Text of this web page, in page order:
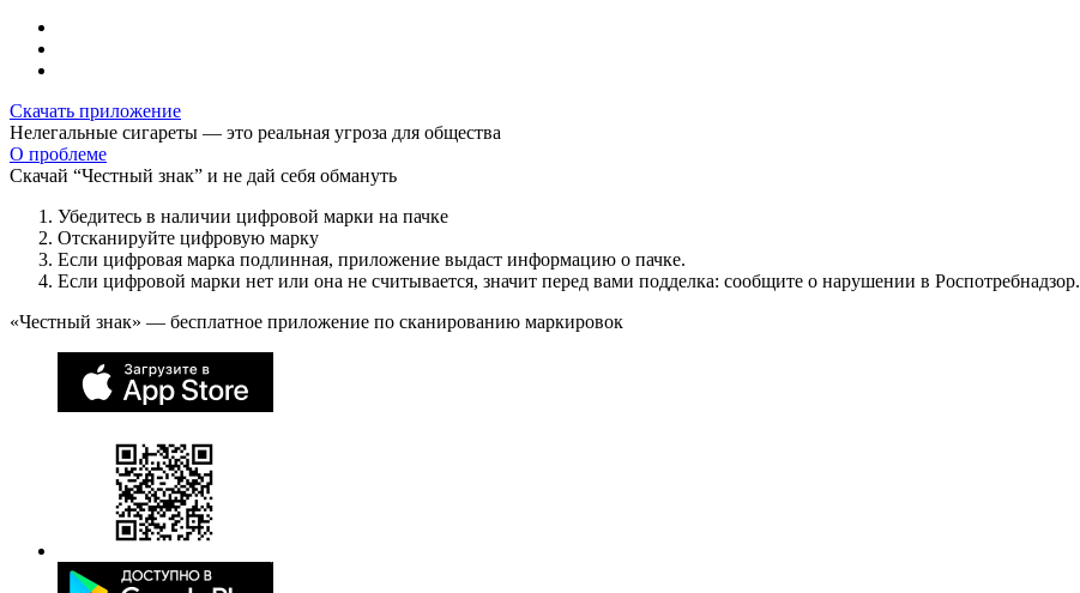
Скачать приложение
Нелегальные сигареты — это реальная угроза для общества
О проблеме
Скачай “Честный знак” и не дай себя обмануть
Убедитесь в наличии цифровой марки на пачке
Отсканируйте цифровую марку
Если цифровая марка подлинная, приложение выдаст информацию о пачке.
Если цифровой марки нет или она не считывается, значит перед вами подделка: сообщите о нарушении в Роспотребнадзор.
«Честный знак» — бесплатное приложение по сканированию маркировок